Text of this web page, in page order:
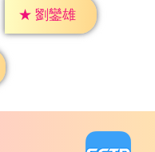
★ 劉鑾雄